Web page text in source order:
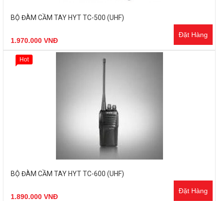
BỘ ĐÀM CẦM TAY HYT TC-500 (UHF)
1.970.000 VNĐ
Đặt Hàng
BỘ ĐÀM CẦM TAY HYT TC-600 (UHF)
1.890.000 VNĐ
Đặt Hàng
Hot